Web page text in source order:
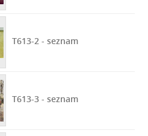
T613-2 - seznam
T613-3 - seznam